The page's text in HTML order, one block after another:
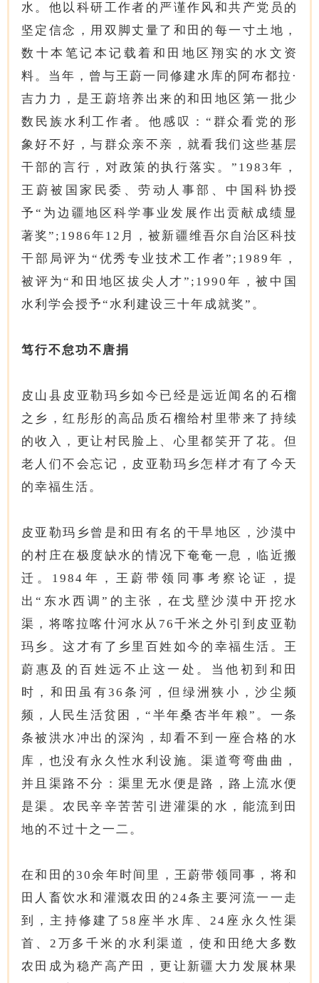
水。他以科研工作者的严谨作风和共产党员的
坚定信念，用双脚丈量了和田的每一寸土地，
数十本笔记本记载着和田地区翔实的水文资
料。当年，曾与王蔚一同修建水库的阿布都拉·
吉力力，是王蔚培养出来的和田地区第一批少
数民族水利工作者。他感叹：“群众看党的形
象好不好，与群众亲不亲，就看我们这些基层
干部的言行，对政策的执行落实。”1983年，
王蔚被国家民委、劳动人事部、中国科协授
予“为边疆地区科学事业发展作出贡献成绩显
著奖”;1986年12月，被新疆维吾尔自治区科技
干部局评为“优秀专业技术工作者”;1989年，
被评为“和田地区拔尖人才”;1990年，被中国
水利学会授予“水利建设三十年成就奖”。
笃行不怠功不唐捐
皮山县皮亚勒玛乡如今已经是远近闻名的石榴
之乡，红彤彤的高品质石榴给村里带来了持续
的收入，更让村民脸上、心里都笑开了花。但
老人们不会忘记，皮亚勒玛乡怎样才有了今天
的幸福生活。
皮亚勒玛乡曾是和田有名的干旱地区，沙漠中
的村庄在极度缺水的情况下奄奄一息，临近搬
迁。1984年，王蔚带领同事考察论证，提
出“东水西调”的主张，在戈壁沙漠中开挖水
渠，将喀拉喀什河水从76千米之外引到皮亚勒
玛乡。这才有了乡里百姓如今的幸福生活。王
蔚惠及的百姓远不止这一处。当他初到和田
时，和田虽有36条河，但绿洲狭小，沙尘频
频，人民生活贫困，“半年桑杏半年粮”。一条
条被洪水冲出的深沟，却看不到一座合格的水
库，也没有永久性水利设施。渠道弯弯曲曲，
并且渠路不分：渠里无水便是路，路上流水便
是渠。农民辛辛苦苦引进灌渠的水，能流到田
地的不过十之一二。
在和田的30余年时间里，王蔚带领同事，将和
田人畜饮水和灌溉农田的24条主要河流一一走
到，主持修建了58座半水库、24座永久性渠
首、2万多千米的水利渠道，使和田绝大多数
农田成为稳产高产田，更让新疆大力发展林果